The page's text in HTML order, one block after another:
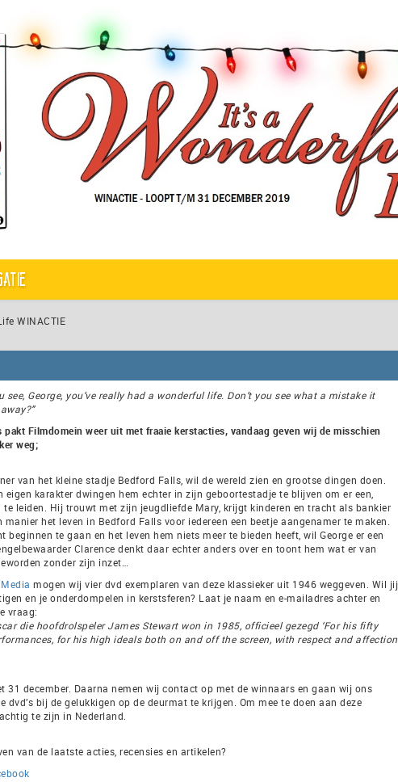
WINACTIE
see, George, you’ve really had a wonderful life. Don’t you see what a mistake it
Filmdomein weer uit met fraaie kerstacties, vandaag geven wij de misschien
weg;
van het kleine stadje Bedford Falls, wil de wereld zien en grootse dingen doen.
eigen karakter dwingen hem echter in zijn geboortestadje te blijven om er een,
te leiden. Hij trouwt met zijn jeugdliefde Mary, krijgt kinderen en tracht als bankier
het leven in Bedford Falls voor iedereen een beetje aangenamer te maken.
beginnen te gaan en het leven hem niets meer te bieden heeft, wil George er een
Clarence denkt daar echter anders over en toont hem wat er van
zonder zijn inzet…
mogen wij vier dvd exemplaren van deze klassieker uit 1946 weggeven. Wil jij
en je onderdompelen in kerstsferen? Laat je naam en e-mailadres achter en
vraag:
die hoofdrolspeler James Stewart won in 1985, officieel gezegd ‘For his fifty
for his high ideals both on and off the screen, with respect and affection
31 december. Daarna nemen wij contact op met de winnaars en gaan wij ons
dvd’s bij de gelukkigen op de deurmat te krijgen. Om mee te doen aan deze
te zijn in Nederland.
van de laatste acties, recensies en artikelen?